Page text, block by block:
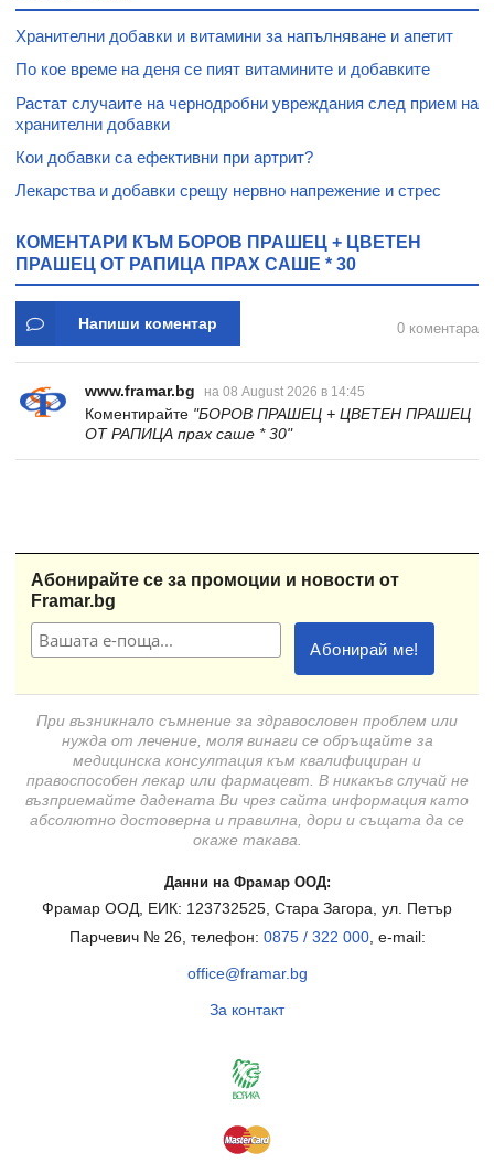
Хранителни добавки и витамини за напълняване и апетит
По кое време на деня се пият витамините и добавките
Растат случаите на чернодробни увреждания след прием на
хранителни добавки
Кои добавки са ефективни при артрит?
Лекарства и добавки срещу нервно напрежение и стрес
КОМЕНТАРИ КЪМ БОРОВ ПРАШЕЦ + ЦВЕТЕН
ПРАШЕЦ ОТ РАПИЦА ПРАХ САШЕ * 30
Напиши коментар 0 коментара
www.framar.bg на 08 August 2026 в 14:45
Коментирайте "БОРОВ ПРАШЕЦ + ЦВЕТЕН ПРАШЕЦ
ОТ РАПИЦА прах саше * 30"
Абонирайте се за промоции и новости от
Framar.bg
При възникнало съмнение за здравословен проблем или
нужда от лечение, моля винаги се обръщайте за
медицинска консултация към квалифициран и
правоспособен лекар или фармацевт. В никакъв случай не
възприемайте дадената Ви чрез сайта информация като
абсолютно достоверна и правилна, дори и същата да се
окаже такава.
Данни на Фрамар ООД:
Фрамар ООД, ЕИК: 123732525, Стара Загора, ул. Петър
Парчевич № 26, телефон: 0875 / 322 000, e-mail:
office@framar.bg
За контакт